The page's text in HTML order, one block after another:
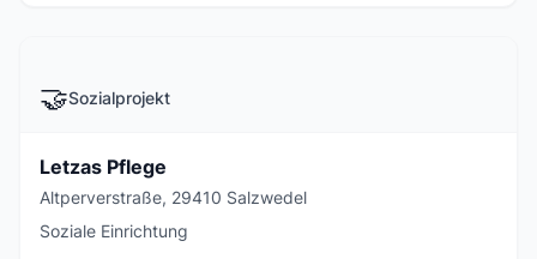
🤝Sozialprojekt
Letzas Pflege
Altperverstraße, 29410 Salzwedel
Soziale Einrichtung